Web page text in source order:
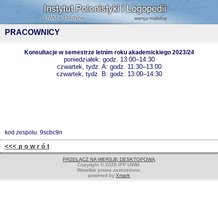
PRACOWNICY
Konsultacje w semestrze letnim roku akademickiego 2023/24
poniedziałek: godz. 13:00–14:30
czwartek, tydz. A: godz. 11:30–13:00
czwartek, tydz. B: godz. 13:00–14:30
kod zespołu: 9scbc9n
<<< p o w r ó t
PRZEŁĄCZ NA WERSJĘ DESKTOPOWĄ
Copyright © 2026 IFP UWM.
Wszelkie prawa zastrzeżone.
powered by Xmark